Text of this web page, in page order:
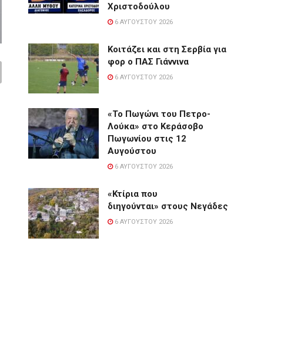
Χριστοδούλου
6 ΑΥΓΟΎΣΤΟΥ 2026
Κοιτάζει και στη Σερβία για
φορ ο ΠΑΣ Γιάννινα
6 ΑΥΓΟΎΣΤΟΥ 2026
«Το Πωγώνι του Πετρο-
Λούκα» στο Κεράσοβο
Πωγωνίου στις 12
Αυγούστου
6 ΑΥΓΟΎΣΤΟΥ 2026
«Κτίρια που
διηγούνται» στους Νεγάδες
6 ΑΥΓΟΎΣΤΟΥ 2026